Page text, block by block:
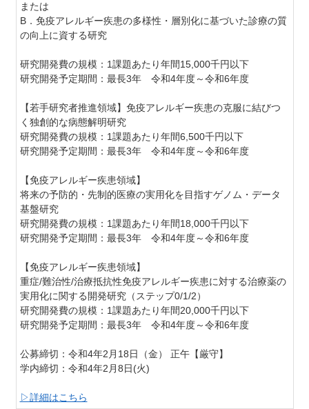
または
B．免疫アレルギー疾患の多様性・層別化に基づいた診療の質
の向上に資する研究
研究開発費の規模：1課題あたり年間15,000千円以下
研究開発予定期間：最長3年 令和4年度～令和6年度
【若手研究者推進領域】免疫アレルギー疾患の克服に結びつ
く独創的な病態解明研究
研究開発費の規模：1課題あたり年間6,500千円以下
研究開発予定期間：最長3年 令和4年度～令和6年度
【免疫アレルギー疾患領域】
将来の予防的・先制的医療の実用化を目指すゲノム・データ
基盤研究
研究開発費の規模：1課題あたり年間18,000千円以下
研究開発予定期間：最長3年 令和4年度～令和6年度
【免疫アレルギー疾患領域】
重症/難治性/治療抵抗性免疫アレルギー疾患に対する治療薬の
実用化に関する開発研究（ステップ0/1/2）
研究開発費の規模：1課題あたり年間20,000千円以下
研究開発予定期間：最長3年 令和4年度～令和6年度
公募締切：令和4年2月18日（金） 正午【厳守】
学内締切：令和4年2月8日(火)
▷詳細はこちら